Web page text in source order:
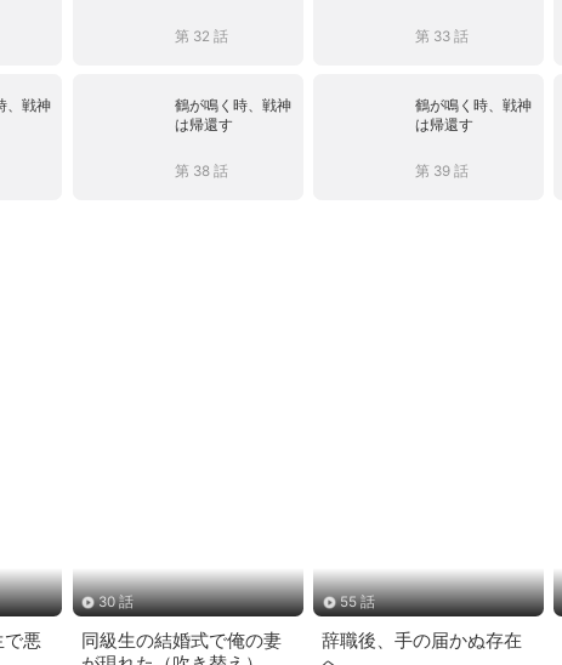
第 32 話 第 33 話
、戦神
鶴が鳴く時、戦神
は帰還す
第 38 話
鶴が鳴く時、戦神
は帰還す
第 39 話
悪
30 話
同級生の結婚式で俺の妻
55 話
辞職後、手の届かぬ存在